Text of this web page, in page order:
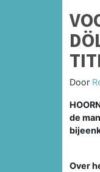
Door
de
Over